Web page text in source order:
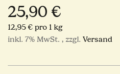
25,90 €
12,95 € pro 1 kg
inkl. 7% MwSt. , zzgl. Versand